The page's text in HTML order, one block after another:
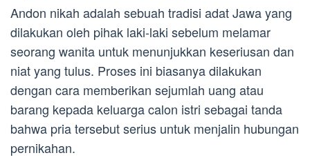
Andon nikah adalah sebuah tradisi adat Jawa yang
dilakukan oleh pihak laki-laki sebelum melamar
seorang wanita untuk menunjukkan keseriusan dan
niat yang tulus. Proses ini biasanya dilakukan
dengan cara memberikan sejumlah uang atau
barang kepada keluarga calon istri sebagai tanda
bahwa pria tersebut serius untuk menjalin hubungan
pernikahan.